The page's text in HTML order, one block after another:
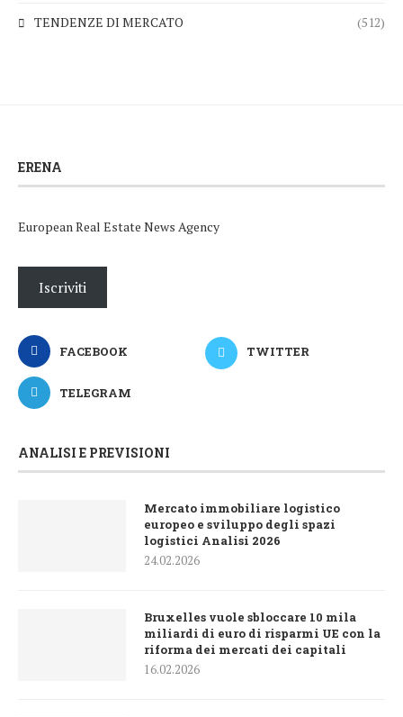
TENDENZE DI MERCATO (512)
ERENA
European Real Estate News Agency
Iscriviti
FACEBOOK TWITTER
TELEGRAM
ANALISI E PREVISIONI
Mercato immobiliare logistico
europeo e sviluppo degli spazi
logistici Analisi 2026
24.02.2026
Bruxelles vuole sbloccare 10 mila
miliardi di euro di risparmi UE con la
riforma dei mercati dei capitali
16.02.2026